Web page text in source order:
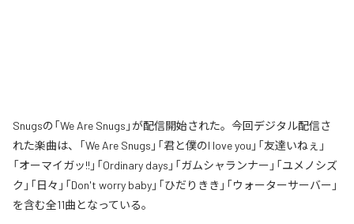
Snugsの「We Are Snugs」が配信開始された。今回デジタル配信さ
れた楽曲は、「We Are Snugs」「君と僕のI love you」「友達いねぇ」
「オーマイガッ!!」「Ordinary days」「ガムシャランナー」「ユメノシズ
ク」「日々」「Don't worry baby」「ひだりきき」「ウォーターサーバー」
を含む全11曲となっている。